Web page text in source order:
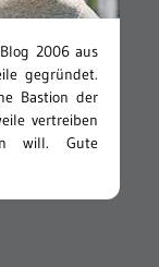
2006 aus
gegründet.
Bastion der
vertreiben
will. Gute